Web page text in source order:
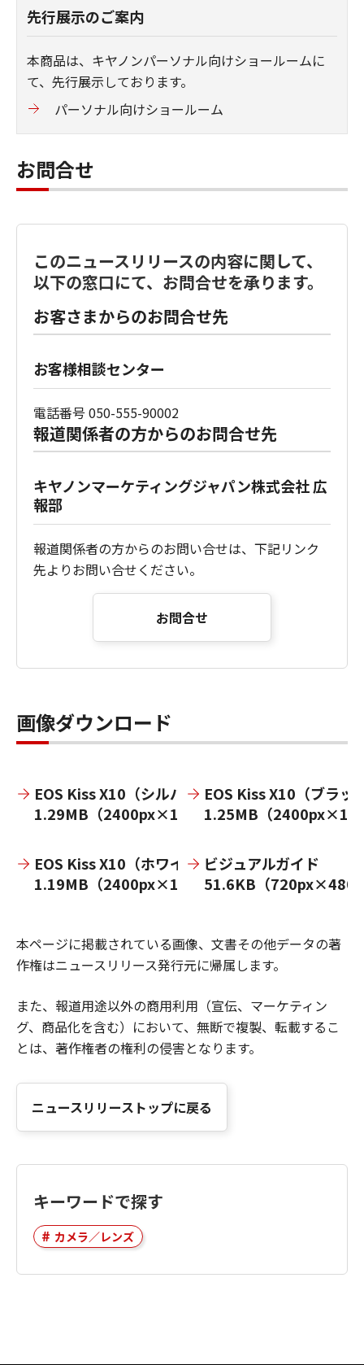
先行展示のご案内
本商品は、キヤノンパーソナル向けショールームに
て、先行展示しております。
パーソナル向けショールーム
お問合せ
このニュースリリースの内容に関して、
以下の窓口にて、お問合せを承ります。
お客さまからのお問合せ先
お客様相談センター
電話番号 050-555-90002
報道関係者の方からのお問合せ先
キヤノンマーケティングジャパン株式会社 広
報部
報道関係者の方からのお問い合せは、下記リンク
先よりお問い合せください。
お問合せ
画像ダウンロード
EOS Kiss X10（シルバー）
1.29MB（2400px×1800px）
EOS Kiss X10（ブラッ
1.25MB（
EOS Kiss X10（ホワイト）
1.19MB（2400px×1800px）
ビジュアルガイド
51.6KB（
本ページに掲載されている画像、文書その他データの著
作権はニュースリリース発行元に帰属します。
また、報道用途以外の商用利用（宣伝、マーケティン
グ、商品化を含む）において、無断で複製、転載するこ
とは、著作権者の権利の侵害となります。
ニュースリリーストップに戻る
キーワードで探す
カメラ／レンズ